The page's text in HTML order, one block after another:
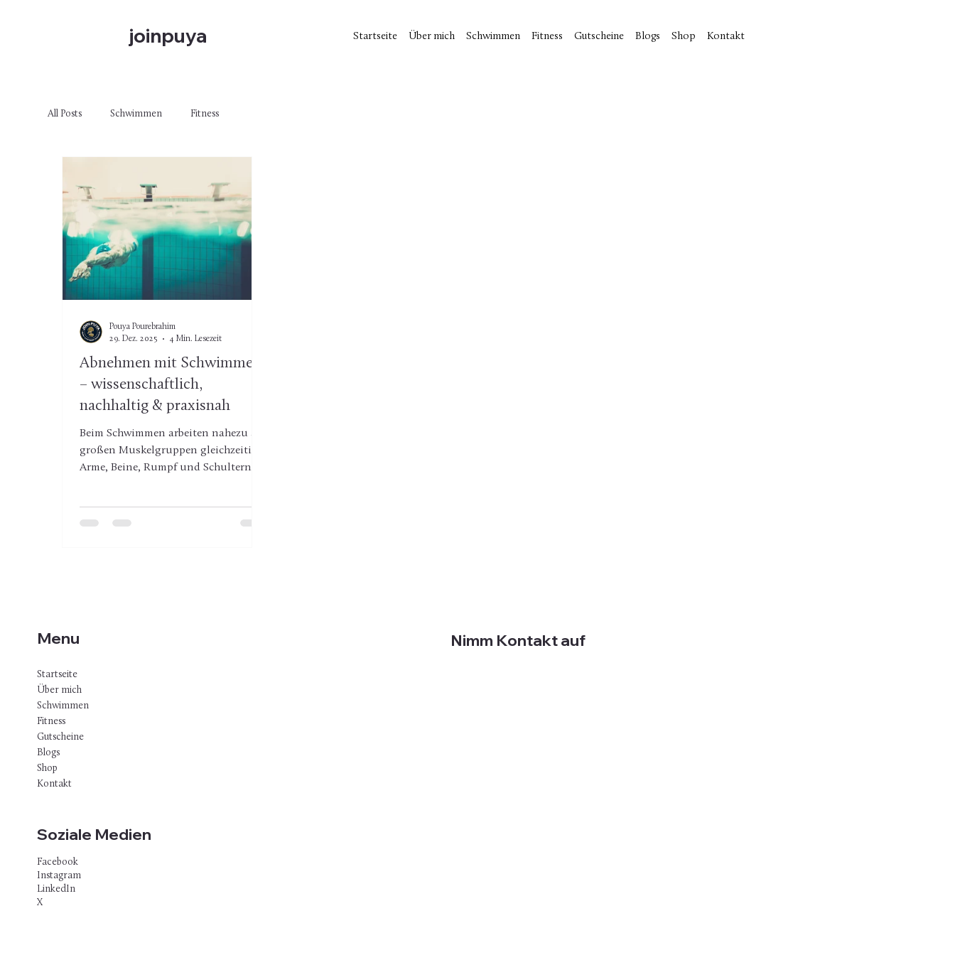
joinpuya Startseite Über mich Schwimmen Fitness Gutscheine Blogs Shop Kontakt
All Posts Schwimmen Fitness
Abnehmen mit Schwimmen
– wissenschaftlich,
nachhaltig & praxisnah
Beim Schwimmen arbeiten nahezu alle
großen Muskelgruppen gleichzeitig:
Arme, Beine, Rumpf und Schultern.
Muskelspannung, die deutlich mehr
Pouya Pourebrahim
29. Dez. 2025
4 Min. Lesezeit
Menu
Startseite
Über mich
Schwimmen
Fitness
Gutscheine
Blogs
Shop
Kontakt
Soziale Medien
Facebook
Instagram
LinkedIn
X
Nimm Kontakt auf